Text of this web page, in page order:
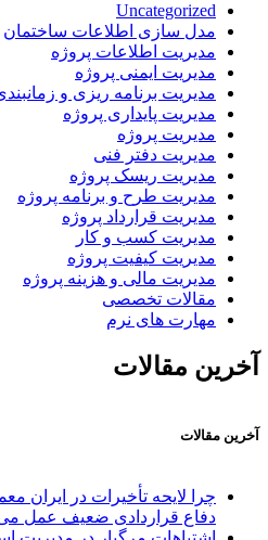
Uncategorized
مدل سازی اطلاعات ساختمان
مدیریت اطلاعات پروژه
مدیریت ایمنی پروژه
مدیریت برنامه ریزی و
مدیریت پایداری پروژه
مدیریت پروژه
مدیریت دفتر فنی
مدیریت ریسک پروژه
مدیریت طرح و برنامه پروژه
مدیریت قرارداد پروژه
مدیریت کسب و کار
مدیریت کیفیت پروژه
مدیریت مالی و هزینه پروژه
مقالات تخصصی
مهارت های نرم
آخرین مقالات
آخرین مقالات
چرا لایحه تأخیرات در ایران
دفاع قراردادی ضعیف عمل